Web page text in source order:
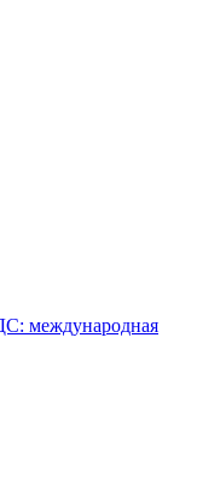
международная